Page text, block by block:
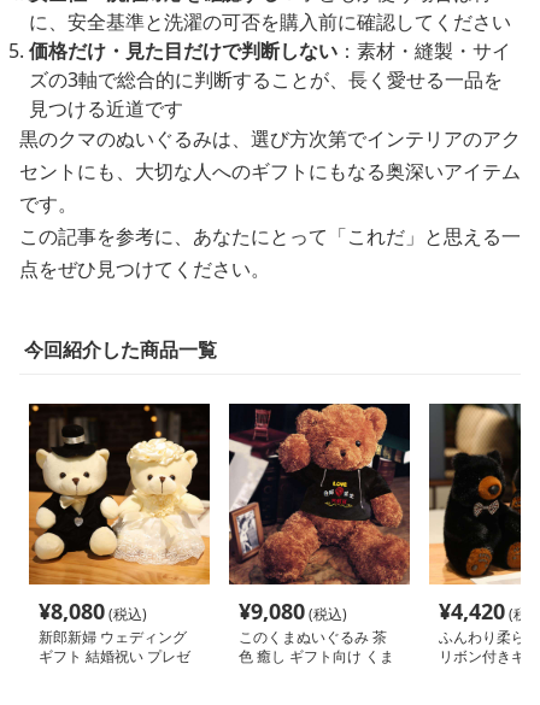
に、安全基準と洗濯の可否を購入前に確認してください
価格だけ・見た目だけで判断しない ：素材・縫製・サイ
ズの3軸で総合的に判断することが、長く愛せる一品を
見つける近道です
黒のクマのぬいぐるみは、選び方次第でインテリアのアク
セントにも、大切な人へのギフトにもなる奥深いアイテム
です。
この記事を参考に、あなたにとって「これだ」と思える一
点をぜひ見つけてください。
今回紹介した商品一覧
¥8,080(税込)
新郎新婦 ウェディング
ギフト 結婚祝い プレゼ
¥9,080(税込)
このくまぬいぐるみ 茶
色 癒し ギフト向け くま
¥4,420(税
ふんわり柔ら
リボン付きギ